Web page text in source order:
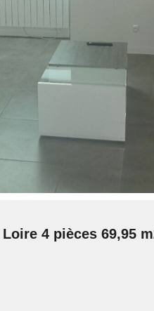
4 pièces 69,95